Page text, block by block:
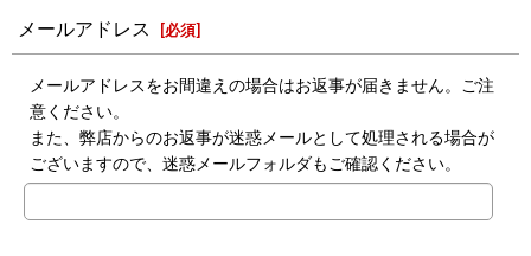
メールアドレス [必須]
メールアドレスをお間違えの場合はお返事が届きません。ご注
意ください。
また、弊店からのお返事が迷惑メールとして処理される場合が
ございますので、迷惑メールフォルダもご確認ください。